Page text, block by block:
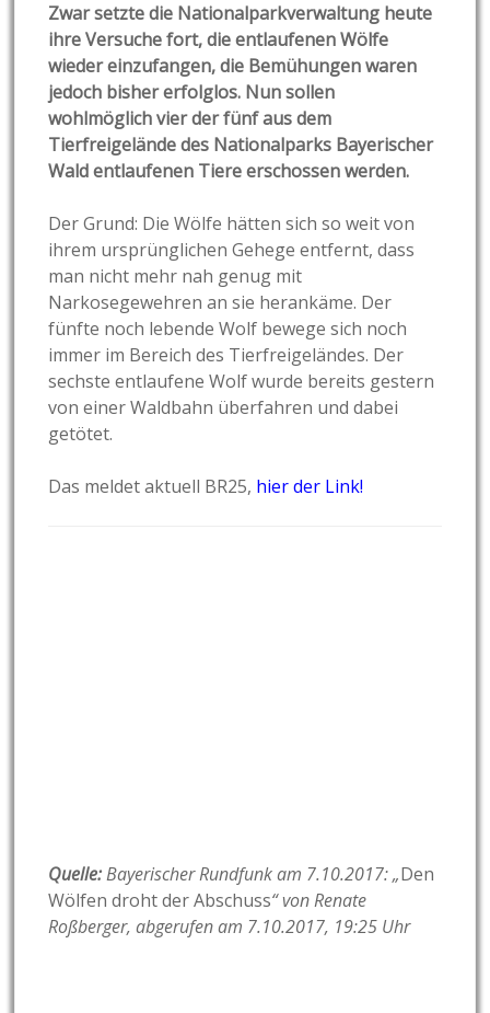
Zwar setzte die Nationalparkverwaltung heute
ihre Versuche fort, die entlaufenen Wölfe
wieder einzufangen, die Bemühungen waren
jedoch bisher erfolglos. Nun sollen
wohlmöglich vier der fünf aus dem
Tierfreigelände des Nationalparks Bayerischer
Wald entlaufenen Tiere erschossen werden.
Der Grund: Die Wölfe hätten sich so weit von
ihrem ursprünglichen Gehege entfernt, dass
man nicht mehr nah genug mit
Narkosegewehren an sie herankäme. Der
fünfte noch lebende Wolf bewege sich noch
immer im Bereich des Tierfreigeländes. Der
sechste entlaufene Wolf wurde bereits gestern
von einer Waldbahn überfahren und dabei
getötet.
Das meldet aktuell BR25, hier der Link!
Quelle:Bayerischer Rundfunk am 7.10.2017: „Den
Wölfen droht der Abschuss“ von Renate
Roßberger, abgerufen am 7.10.2017, 19:25 Uhr